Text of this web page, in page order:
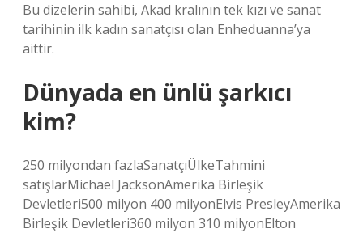
Bu dizelerin sahibi, Akad kralının tek kızı ve sanat
tarihinin ilk kadın sanatçısı olan Enheduanna’ya
aittir.
Dünyada en ünlü şarkıcı
kim?
250 milyondan fazlaSanatçıÜlkeTahmini
satışlarMichael JacksonAmerika Birleşik
Devletleri500 milyon 400 milyonElvis PresleyAmerika
Birleşik Devletleri360 milyon 310 milyonElton